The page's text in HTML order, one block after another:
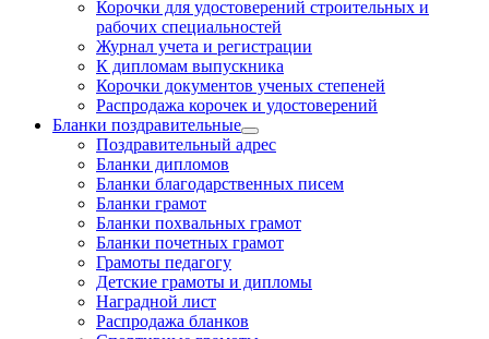
Корочки для удостоверений строительных и
рабочих специальностей
Журнал учета и регистрации
К дипломам выпускника
Корочки документов ученых степеней
Распродажа корочек и удостоверений
Бланки поздравительные
Поздравительный адрес
Бланки дипломов
Бланки благодарственных писем
Бланки грамот
Бланки похвальных грамот
Бланки почетных грамот
Грамоты педагогу
Детские грамоты и дипломы
Наградной лист
Распродажа бланков